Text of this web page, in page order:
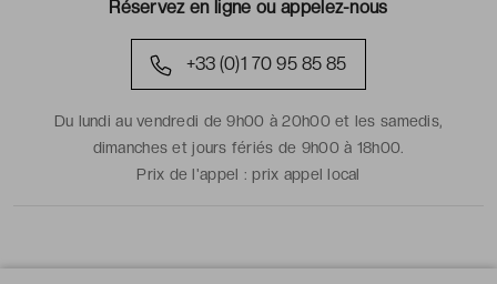
Réservez en ligne ou appelez-nous
+33 (0)1 70 95 85 85
Du lundi au vendredi de 9h00 à 20h00 et les samedis,
dimanches et jours fériés de 9h00 à 18h00.
Prix de l'appel :prix appel local